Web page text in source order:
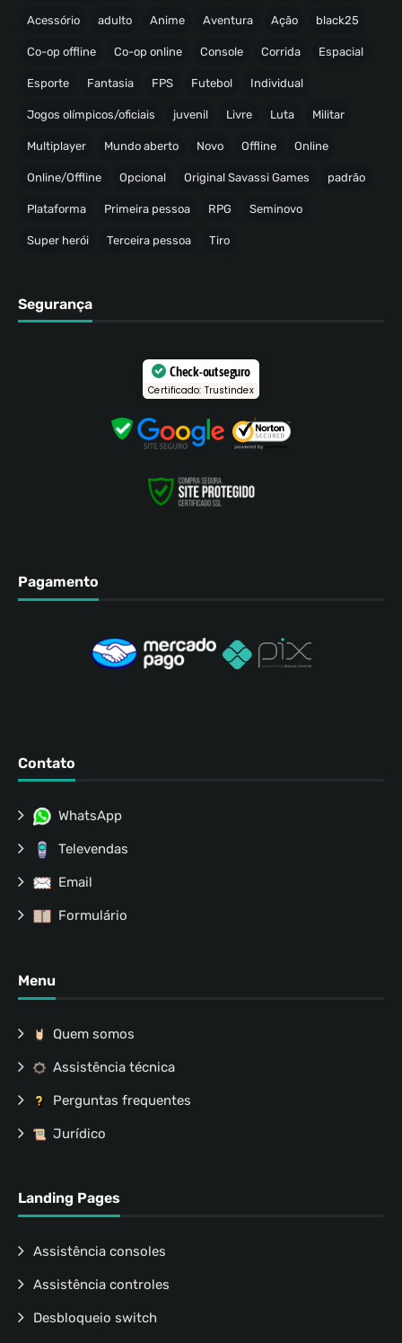
Acessório adulto Anime Aventura Ação black25
Co-op offline Co-op online Console Corrida Espacial
Esporte Fantasia FPS Futebol Individual
Jogos olímpicos/oficiais juvenil Livre Luta Militar
Multiplayer Mundo aberto Novo Offline Online
Online/Offline Opcional Original Savassi Games padrão
Plataforma Primeira pessoa RPG Seminovo
Super herói Terceira pessoa Tiro
Segurança
Check-out seguro
Certificado: Trustindex
Pagamento
Contato
WhatsApp
Televendas
Email
Formulário
Menu
Quem somos
Assistência técnica
Perguntas frequentes
Jurídico
Landing Pages
Assistência consoles
Assistência controles
Desbloqueio switch